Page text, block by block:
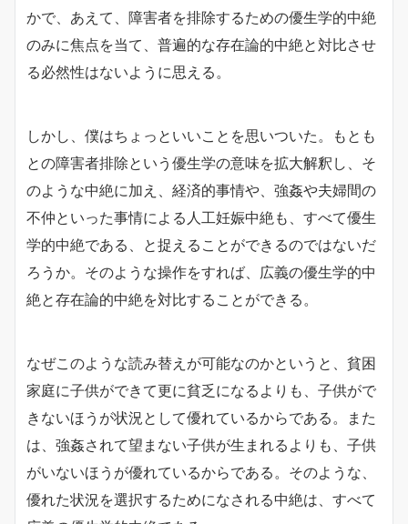
かで、あえて、障害者を排除するための優生学的中絶
のみに焦点を当て、普遍的な存在論的中絶と対比させ
る必然性はないように思える。
しかし、僕はちょっといいことを思いついた。もとも
との障害者排除という優生学の意味を拡大解釈し、そ
のような中絶に加え、経済的事情や、強姦や夫婦間の
不仲といった事情による人工妊娠中絶も、すべて優生
学的中絶である、と捉えることができるのではないだ
ろうか。そのような操作をすれば、広義の優生学的中
絶と存在論的中絶を対比することができる。
なぜこのような読み替えが可能なのかというと、貧困
家庭に子供ができて更に貧乏になるよりも、子供がで
きないほうが状況として優れているからである。また
は、強姦されて望まない子供が生まれるよりも、子供
がいないほうが優れているからである。そのような、
優れた状況を選択するためになされる中絶は、すべて